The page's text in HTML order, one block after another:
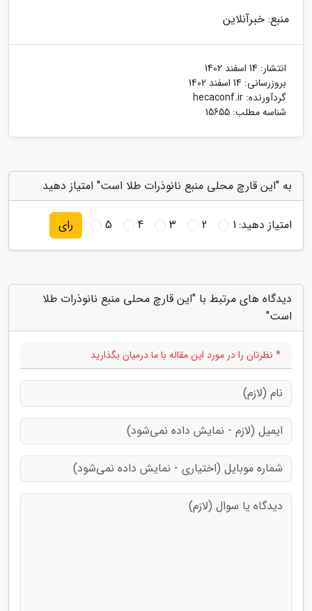
منبع: خبرآنلاین
انتشار: 14 اسفند 1402
بروزرسانی: 14 اسفند 1402
گردآورنده: hecaconf.ir
شناسه مطلب: 15655
به "این قارچ محلی منبع نانوذرات طلا است" امتیاز دهید
امتیاز دهید:1
2
3
4
5 رای
دیدگاه های مرتبط با "این قارچ محلی منبع نانوذرات طلا
است"
* نظرتان را در مورد این مقاله با ما درمیان بگذارید